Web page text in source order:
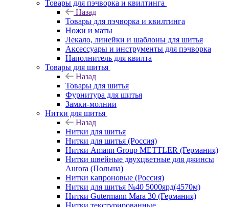
Товары для пэчворка и квилтинга
Назад
Товары для пэчворка и квилтинга
Ножи и маты
Лекало, линейки и шаблоны для шитья
Аксессуары и инструменты для пэчворка
Наполнитель для квилта
Товары для шитья
Назад
Товары для шитья
Фурнитура для шитья
Замки-молнии
Нитки для шитья
Назад
Нитки для шитья
Нитки для шитья (Россия)
Нитки Amann Group METTLER (Германия)
Нитки швейные двухцветные для джинсы
Aurora (Польша)
Нитки капроновые (Россия)
Нитки для шитья №40 5000ярд(4570м)
Нитки Gutermann Mara 30 (Германия)
Нитки текстурированные